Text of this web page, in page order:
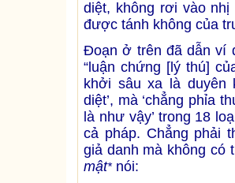
diệt, không rơi vào
được tánh không của
Đoạn ở trên đã dẫn ví
“luận chứng [lý thú]
khởi sâu xa là duyên
diệt’, mà ‘chẳng phỉa
là như vậy’ trong 18
cả pháp. Chẳng phải
giả danh mà không
mật* nói: